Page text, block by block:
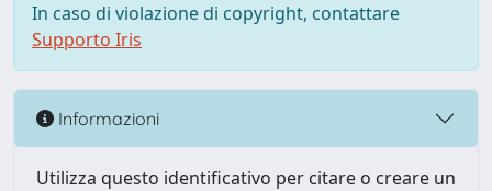
In caso di violazione di copyright, contattare
Supporto Iris
Informazioni
Utilizza questo identificativo per citare o creare un